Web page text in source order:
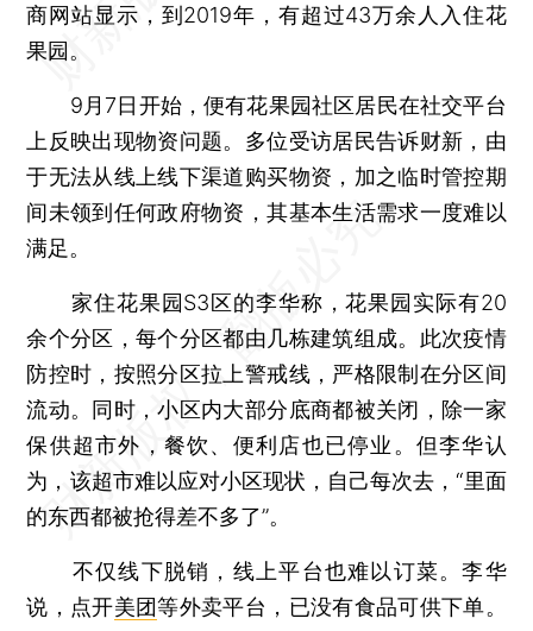
商网站显示，到2019年，有超过43万余人入住花
果园。
9月7日开始，便有花果园社区居民在社交平台
上反映出现物资问题。多位受访居民告诉财新，由
于无法从线上线下渠道购买物资，加之临时管控期
间未领到任何政府物资，其基本生活需求一度难以
满足。
家住花果园S3区的李华称，花果园实际有20
余个分区，每个分区都由几栋建筑组成。此次疫情
防控时，按照分区拉上警戒线，严格限制在分区间
流动。同时，小区内大部分底商都被关闭，除一家
保供超市外，餐饮、便利店也已停业。但李华认
为，该超市难以应对小区现状，自己每次去，“里面
的东西都被抢得差不多了”。
不仅线下脱销，线上平台也难以订菜。李华
说，点开美团等外卖平台，已没有食品可供下单。